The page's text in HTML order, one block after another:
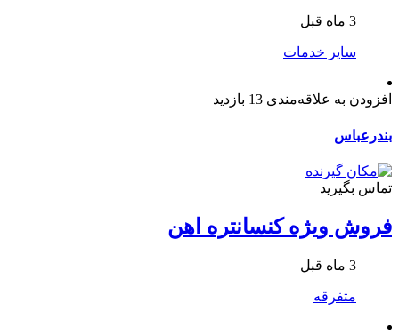
3 ماه قبل
سایر خدمات
افزودن به علاقه‌مندی 13 بازدید
بندرعباس
تماس بگیرید
فروش ویژه کنسانتره اهن
3 ماه قبل
متفرقه